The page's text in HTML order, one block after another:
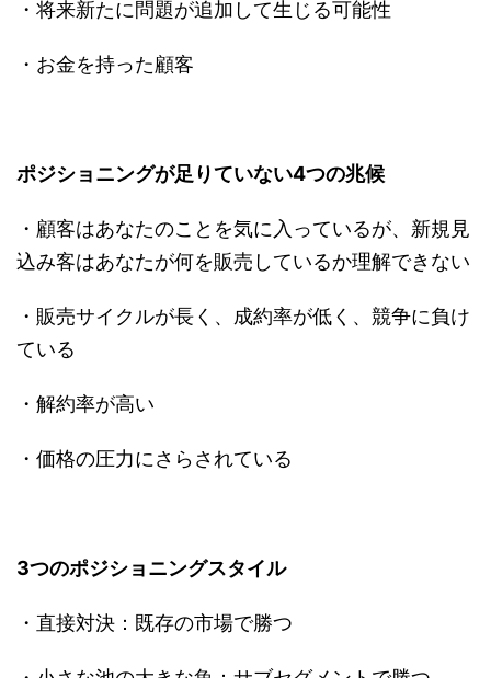
・将来新たに問題が追加して生じる可能性
・お金を持った顧客
ポジショニングが足りていない4つの兆候
・顧客はあなたのことを気に入っているが、新規見
込み客はあなたが何を販売しているか理解できない
・販売サイクルが長く、成約率が低く、競争に負け
ている
・解約率が高い
・価格の圧力にさらされている
3つのポジショニングスタイル
・直接対決：既存の市場で勝つ